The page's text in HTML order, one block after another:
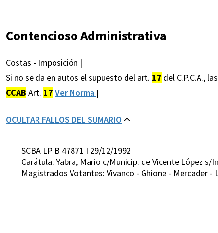
Contencioso Administrativa
Costas - Imposición |
Si no se da en autos el supuesto del art. 17 del C.P.C.A.,
CCAB Art. 17 Ver Norma |
OCULTAR FALLOS DEL SUMARIO
SCBA LP B 47871 I 29/12/1992
Carátula: Yabra, Mario c/Municip. de Vicente López
Magistrados Votantes: Vivanco - Ghione - Mercader -